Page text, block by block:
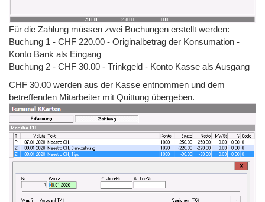
Für die Zahlung müssen zwei Buchungen erstellt werden:
Buchung 1 - CHF 220.00 - Originalbetrag der Konsumation -
Konto Bank als Eingang
Buchung 2 - CHF 30.00 - Trinkgeld - Konto Kasse als Ausgang
CHF 30.00 werden aus der Kasse entnommen und dem
betreffenden Mitarbeiter mit Quittung übergeben.